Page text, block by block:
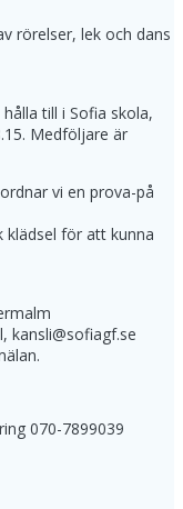
rörelser, lek och dans
till i Sofia skola,
Medföljare är
vi en prova-på
klädsel för att kunna
​kansli@sofiagf.se
070-7899039